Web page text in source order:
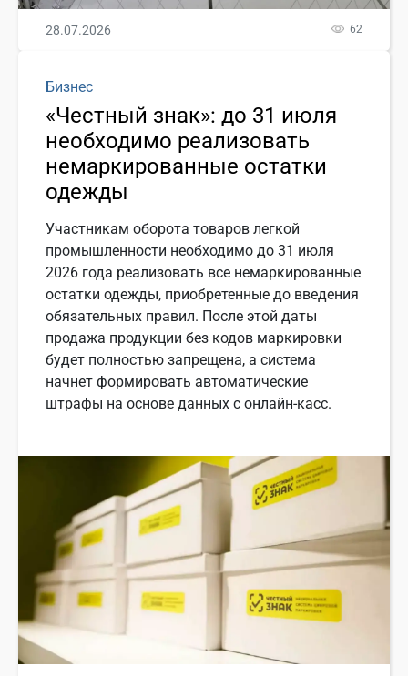
28.07.2026 62
Бизнес
«Честный знак»: до 31 июля
необходимо реализовать
немаркированные остатки
одежды
Участникам оборота товаров легкой
промышленности необходимо до 31 июля
2026 года реализовать все немаркированные
остатки одежды, приобретенные до введения
обязательных правил. После этой даты
продажа продукции без кодов маркировки
будет полностью запрещена, а система
начнет формировать автоматические
штрафы на основе данных с онлайн-касс.